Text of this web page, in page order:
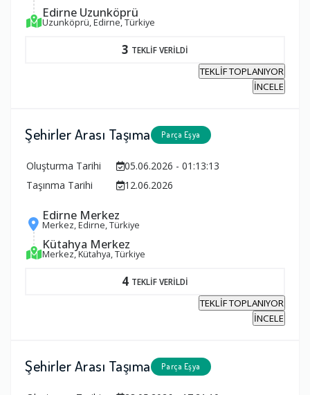
Edirne Uzunköprü
Uzunköprü, Edirne, Türkiye
3 TEKLİF VERİLDİ
TEKLİF TOPLANIYOR
İNCELE
Şehirler Arası Taşıma Parça Eşya
Oluşturma Tarihi
05.06.2026 - 01:13:13
Taşınma Tarihi
12.06.2026
Edirne Merkez
Merkez, Edirne, Türkiye
Kütahya Merkez
Merkez, Kütahya, Türkiye
4 TEKLİF VERİLDİ
TEKLİF TOPLANIYOR
İNCELE
Şehirler Arası Taşıma Parça Eşya